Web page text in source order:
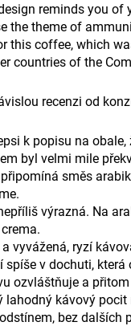
reminds you of
the theme of
this coffee, which
countries of the
recenzi od
k popisu na obale,
byl velmi mile
směs
výrazná. Na
vyvážená, ryzí
spíše v dochuti, která
ozvláštňuje a
lahodný kávový pocit
bez dalších